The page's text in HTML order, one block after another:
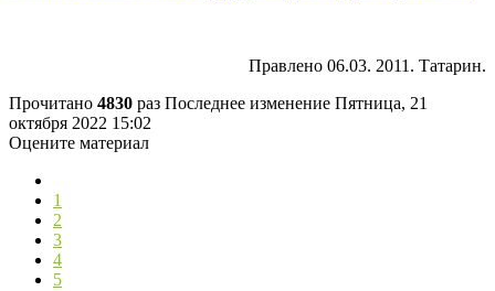
Правлено 06.03. 2011. Татарин.
Прочитано 4830 раз Последнее изменение Пятница, 21
октября 2022 15:02
Оцените материал
1
2
3
4
5